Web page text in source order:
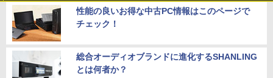
性能の良いお得な中古PC情報はこのページで
チェック！
総合オーディオブランドに進化するSHANLING
とは何者か？